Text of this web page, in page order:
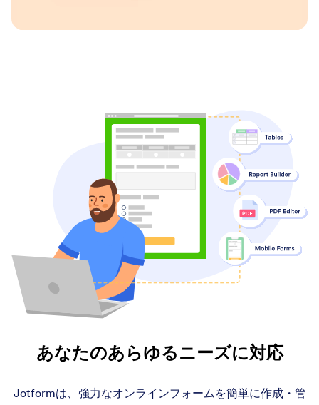
あなたのあらゆるニーズに対応
Jotformは、強力なオンラインフォームを簡単に作成・管